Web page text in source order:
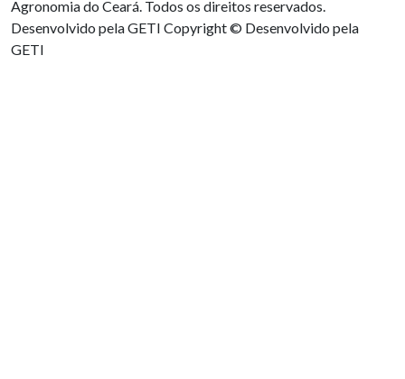
Agronomia do Ceará. Todos os direitos reservados.
Desenvolvido pela GETI Copyright © Desenvolvido pela
GETI